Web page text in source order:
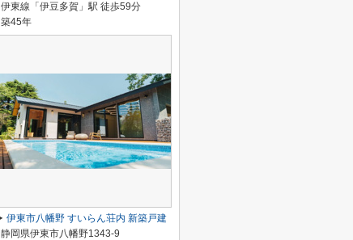
伊東線「伊豆多賀」駅 徒歩59分
築45年
伊東市八幡野 すいらん荘内 新築戸建
静岡県伊東市八幡野1343-9